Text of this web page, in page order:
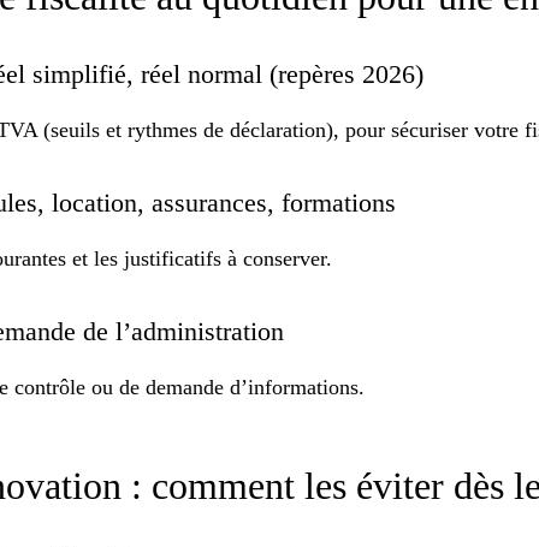
simplifié, réel normal (repères 2026)
(seuils et rythmes de déclaration), pour sécuriser votre
location, assurances, formations
et les justificatifs à conserver.
de l’administration
contrôle ou de demande d’informations.
: comment les éviter dès